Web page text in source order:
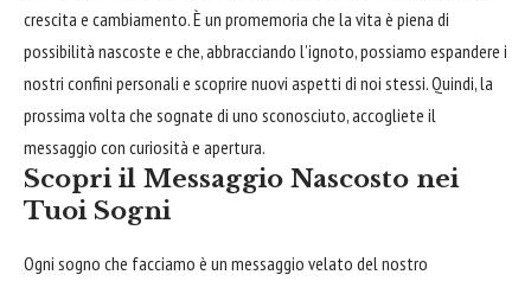
crescita e cambiamento. È un promemoria che la vita è piena di
possibilità nascoste e che, abbracciando l’ignoto, possiamo espandere i
nostri confini personali e scoprire nuovi aspetti di noi stessi. Quindi, la
prossima volta che sognate di uno sconosciuto, accogliete il
messaggio con curiosità e apertura.
Scopri il Messaggio Nascosto nei
Tuoi Sogni
Ogni sogno che facciamo è un messaggio velato del nostro